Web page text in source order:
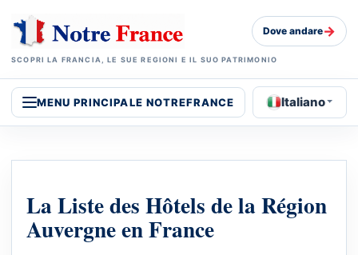
SCOPRI LA FRANCIA, LE SUE REGIONI E IL SUO PATRIMONIO
Dove andare→
MENU PRINCIPALE NOTREFRANCE Italiano
La Liste des Hôtels de la Région
Auvergne en France